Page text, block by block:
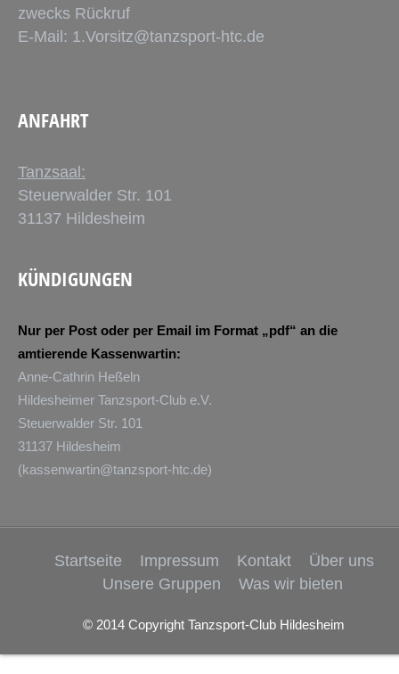
zwecks Rückruf
E-Mail: 1.Vorsitz@tanzsport-htc.de
ANFAHRT
Tanzsaal:
Steuerwalder Str. 101
31137 Hildesheim
KÜNDIGUNGEN
Nur per Post oder per Email im Format „pdf“ an die
amtierende Kassenwartin:
Anne-Cathrin Heßeln
Hildesheimer Tanzsport-Club e.V.
Steuerwalder Str. 101
31137 Hildesheim
(kassenwartin@tanzsport-htc.de)
Startseite Impressum Kontakt
Über uns
Unsere Gruppen
Was wir bieten
© 2014 Copyright Tanzsport-Club Hildesheim